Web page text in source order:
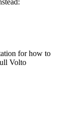
for how to
Volto